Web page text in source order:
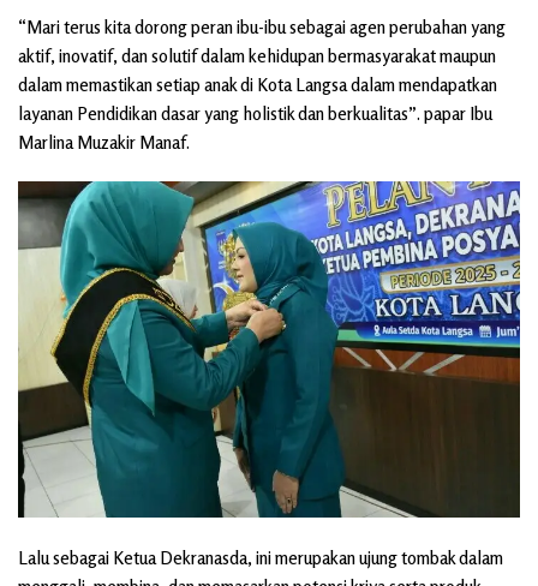
“Mari terus kita dorong peran ibu-ibu sebagai agen perubahan yang
aktif, inovatif, dan solutif dalam kehidupan bermasyarakat maupun
dalam memastikan setiap anak di Kota Langsa dalam mendapatkan
layanan Pendidikan dasar yang holistik dan berkualitas”. papar Ibu
Marlina Muzakir Manaf.
Lalu sebagai Ketua Dekranasda, ini merupakan ujung tombak dalam